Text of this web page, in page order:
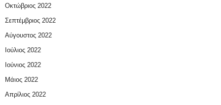
Οκτώβριος 2022
Σεπτέμβριος 2022
Αύγουστος 2022
Ιούλιος 2022
Ιούνιος 2022
Μάιος 2022
Απρίλιος 2022